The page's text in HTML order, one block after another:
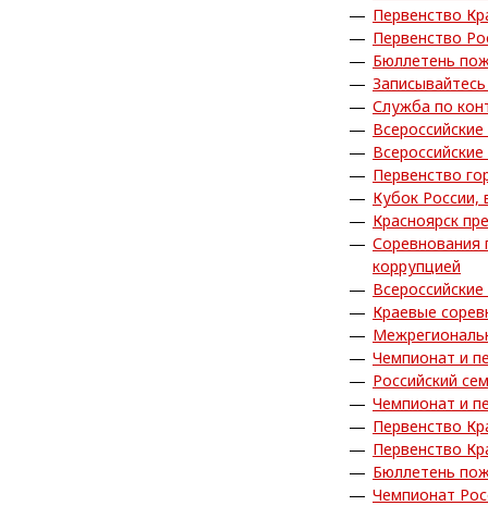
Первенство
Первенство
Бюллетень
Служба по
Первенство
Кубок России,
Красноярск
Соревнования
коррупцией
Краевые
Чемпионат и
Российский
Чемпионат и
Первенство
Первенство
Бюллетень
Чемпионат